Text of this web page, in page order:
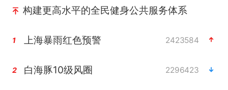
构建更高水平的全民健身公共服务体系
1 上海暴雨红色预警 2423584
2 白海豚10级风圈 2296423